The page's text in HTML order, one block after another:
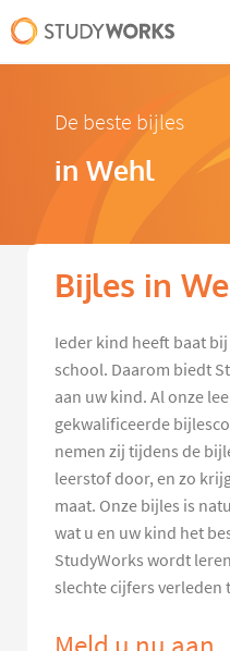
De beste bijles
in Wehl
Bijles in
Ieder kind heeft baat
school. Daarom biedt
aan uw kind. Al onze
gekwalificeerde
nemen zij tijdens de
leerstof door, en zo
maat. Onze bijles is
wat u en uw kind het
StudyWorks wordt
slechte cijfers verleden